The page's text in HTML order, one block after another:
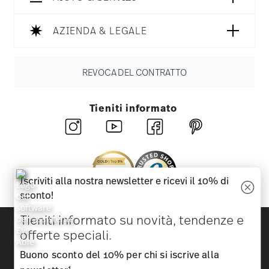
AZIENDA & LEGALE
REVOCA DEL CONTRATTO
Tieniti informato
Scopri tutti i nostri brand
Bellezza e funzionalità per la tua casa
Homepage
Iscriviti alla nostra newsletter e ricevi il 10% di
sconto!
Tieniti informato su novità, tendenze e
offerte speciali.
Buono sconto del 10% per chi si iscrive alla